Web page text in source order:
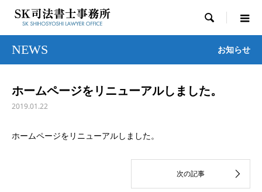

NEWS お知らせ
ホームページをリニューアルしました。
2019.01.22
ホームページをリニューアルしました。